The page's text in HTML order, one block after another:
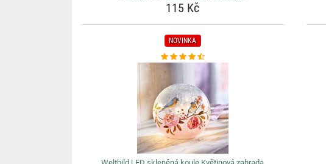
115 Kč
NOVINKA